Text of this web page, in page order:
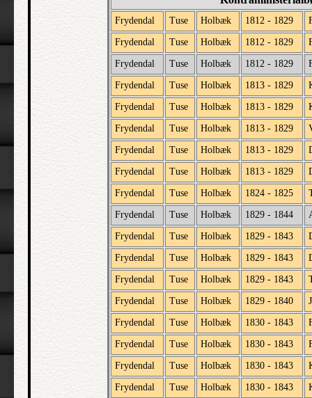
Frydendal Tuse Holbæk 1812 - 1829
Frydendal Tuse Holbæk 1812 - 1829
Frydendal Tuse Holbæk 1812 - 1829
Frydendal Tuse Holbæk 1813 - 1829
Frydendal Tuse Holbæk 1813 - 1829
Frydendal Tuse Holbæk 1813 - 1829
Frydendal Tuse Holbæk 1813 - 1829
Frydendal Tuse Holbæk 1813 - 1829
Frydendal Tuse Holbæk 1824 - 1825
Frydendal Tuse Holbæk 1829 - 1844
Frydendal Tuse Holbæk 1829 - 1843
Frydendal Tuse Holbæk 1829 - 1843
Frydendal Tuse Holbæk 1829 - 1843
Frydendal Tuse Holbæk 1829 - 1840
Frydendal Tuse Holbæk 1830 - 1843
Frydendal Tuse Holbæk 1830 - 1843
Frydendal Tuse Holbæk 1830 - 1843
Frydendal Tuse Holbæk 1830 - 1843